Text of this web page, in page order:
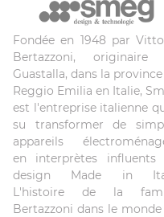
Fondée en 1948 par
Bertazzoni, originaire
Guastalla, dans la
Reggio Emilia en Italie,
est l'entreprise italienne
su transformer de
appareils
en interprètes influents
design Made in
L'histoire de la
Bertazzoni dans le